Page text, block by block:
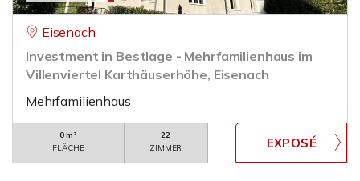
Eisenach
Investment in Bestlage - Mehrfamilienhaus im
Villenviertel Karthäuserhöhe, Eisenach
Mehrfamilienhaus
0 m²
FLÄCHE
22
ZIMMER